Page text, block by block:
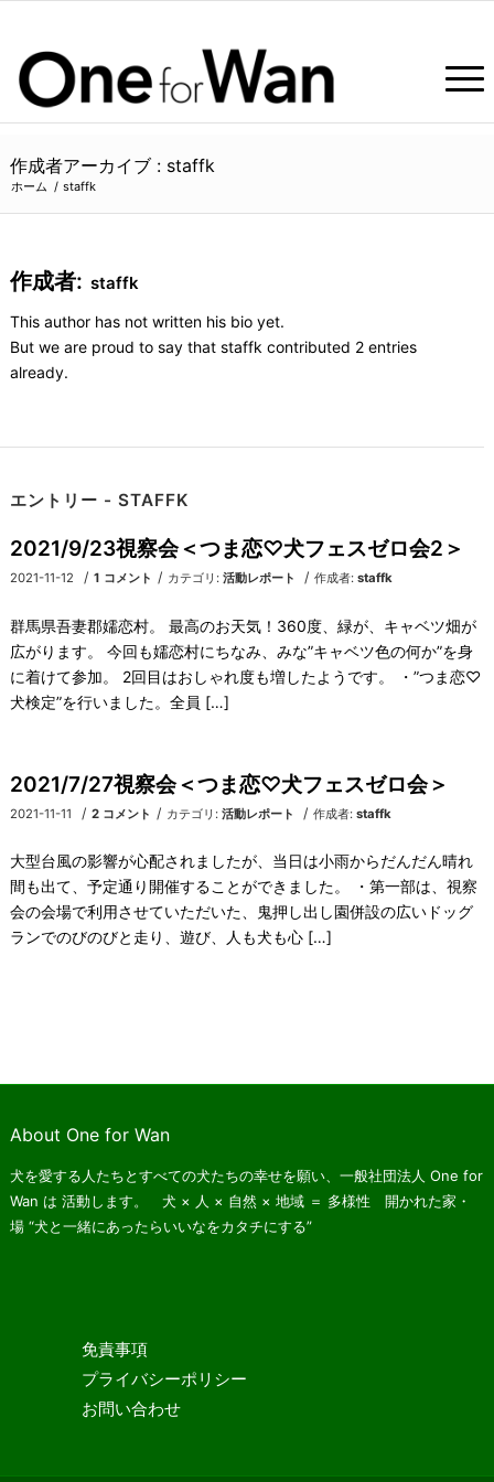
作成者アーカイブ : staffk
ホーム / staffk
作成者: staffk
This author has not written his bio yet.
But we are proud to say that staffk contributed 2 entries
already.
エントリー - STAFFK
2021/9/23視察会＜つま恋♡犬フェスゼロ会2＞
2021-11-12 / 1 コメント / カテゴリ: 活動レポート / 作成者: staffk
群馬県吾妻郡嬬恋村。 最高のお天気！360度、緑が、キャベツ畑が
広がります。 今回も嬬恋村にちなみ、みな”キャベツ色の何か”を身
に着けて参加。 2回目はおしゃれ度も増したようです。 ・”つま恋♡
犬検定”を行いました。全員 […]
2021/7/27視察会＜つま恋♡犬フェスゼロ会＞
2021-11-11 / 2 コメント / カテゴリ: 活動レポート / 作成者: staffk
大型台風の影響が心配されましたが、当日は小雨からだんだん晴れ
間も出て、予定通り開催することができました。 ・第一部は、視察
会の会場で利用させていただいた、鬼押し出し園併設の広いドッグ
ランでのびのびと走り、遊び、人も犬も心 […]
About One for Wan
犬を愛する人たちとすべての犬たちの幸せを願い、一般社団法人 One for
Wan は 活動します。 犬 × 人 × 自然 × 地域 ＝ 多様性 開かれた家・
場“犬と一緒にあったらいいなをカタチにする”
免責事項
プライバシーポリシー
お問い合わせ